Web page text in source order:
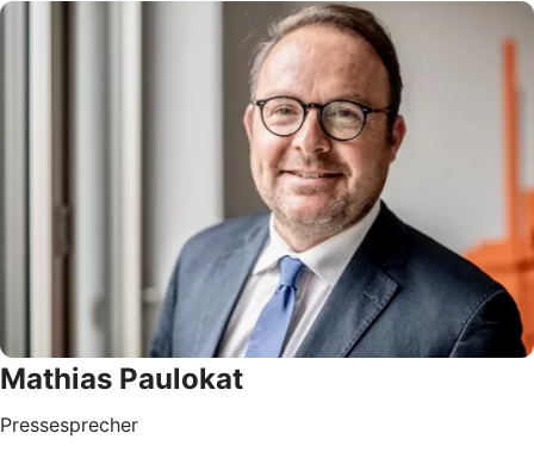
Mathias Paulokat
Pressesprecher